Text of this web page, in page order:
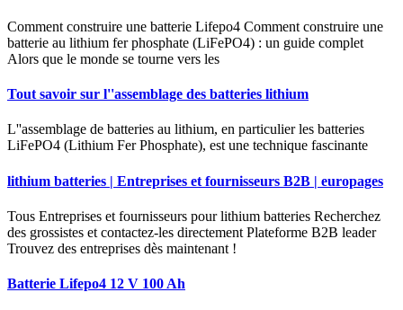
Comment construire une batterie Lifepo4 Comment construire une
batterie au lithium fer phosphate (LiFePO4) : un guide complet
Alors que le monde se tourne vers les
Tout savoir sur l''assemblage des batteries lithium
L''assemblage de batteries au lithium, en particulier les batteries
LiFePO4 (Lithium Fer Phosphate), est une technique fascinante
lithium batteries | Entreprises et fournisseurs B2B | europages
Tous Entreprises et fournisseurs pour lithium batteries Recherchez
des grossistes et contactez-les directement Plateforme B2B leader
Trouvez des entreprises dès maintenant !
Batterie Lifepo4 12 V 100 Ah